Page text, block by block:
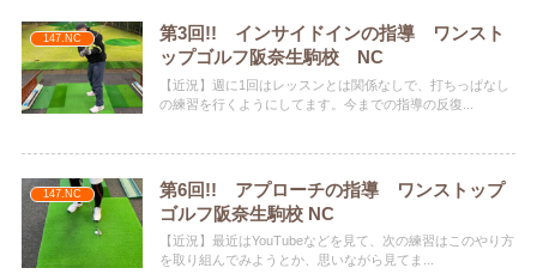
147.NC
第3回!! インサイドインの指導 ワンスト
ップゴルフ阪奈生駒校 NC
【近況】週に1回はレッスンとは関係なしで、打ちっぱなし
の練習を行くようにしてます。今までの指導の反復...
147.NC
第6回!! アプローチの指導 ワンストップ
ゴルフ阪奈生駒校 NC
【近況】最近はYouTubeなどを見て、次の練習はこのやり方
を取り組んでみようとか、思いながら見てま...